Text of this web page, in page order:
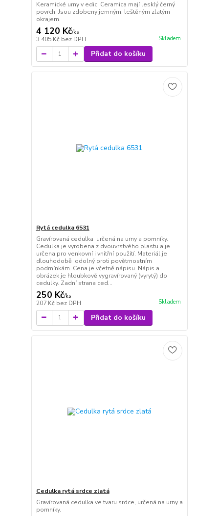
Keramické urny v edici Ceramica mají lesklý černý
povrch. Jsou zdobeny jemným, leštěným zlatým
okrajem.
4 120 Kč/ks
3 405 Kč bez DPH Skladem
Přidat do košíku
Rytá cedulka 6531
Gravírovaná cedulka určená na urny a pomníky.
Cedulka je vyrobena z dvouvrstvého plastu a je
určena pro venkovní i vnitřní použití. Materiál je
dlouhodobě odolný proti povětrnostním
podmínkám. Cena je včetně nápisu. Nápis a
obrázek je hloubkově vygravírovaný (vyrytý) do
cedulky. Zadní strana ced...
250 Kč/ks
207 Kč bez DPH Skladem
Přidat do košíku
Cedulka rytá srdce zlatá
Gravírovaná cedulka ve tvaru srdce, určená na urny a
pomníky.